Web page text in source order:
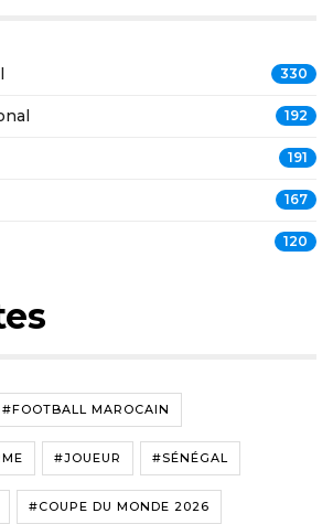
330
192
191
167
120
#FOOTBALL MAROCAIN
#JOUEUR #SÉNÉGAL
#COUPE DU MONDE 2026